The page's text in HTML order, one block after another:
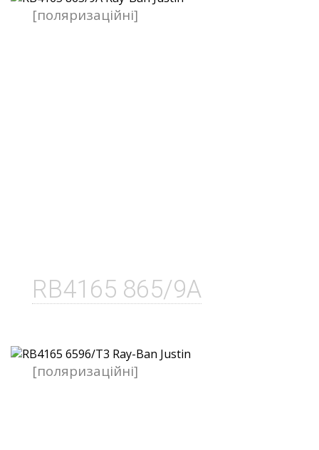
RB4165 865/9A
[поляризаційні]
[поляризаційні]